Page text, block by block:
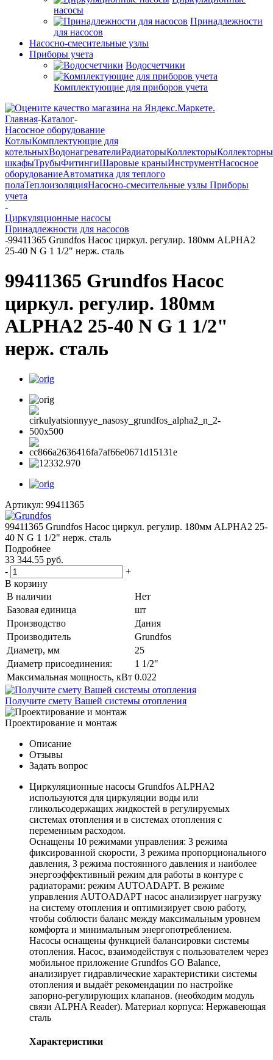
насосы
Принадлежности
для насосов
Насосно-смесительные узлы
Приборы учета
Водосчетчики
Комплектующие для приборов учета
Главная-Каталог-
Насосное оборудование
КотлыКомплектующие для
котельныхВодонагревателиРадиаторыКоллекторы
шкафыТрубыФитингиШаровые краныИнструментНасосное
оборудованиеАвтоматика для теплого
полаТеплоизоляцияНасосно-смесительные узлы Приборы
учета
-
Циркуляционные насосы
Принадлежности для насосов
-99411365 Grundfos Насос циркул. регулир. 180мм ALPHA2
25-40 N G 1 1/2" нерж. сталь
99411365 Grundfos Насос
циркул. регулир. 180мм
ALPHA2 25-40 N G 1 1/2"
нерж. сталь
Артикул: 99411365
99411365 Grundfos Насос циркул. регулир. 180мм ALPHA2 25-
40 N G 1 1/2" нерж. сталь
Подробнее
33 344.55 руб.
-
+
В корзину
В наличии
Нет
Базовая единица
шт
Производство
Дания
Производитель
Grundfos
Диаметр, мм
25
Диаметр присоединения:
1 1/2"
Максимальная мощность, кВт 0.022
Получите смету Вашей системы отопления
Проектирование и монтаж
Описание
Отзывы
Задать вопрос
Циркуляционные насосы Grundfos ALPHA2
используются для циркуляции воды или
гликольсодержащих жидкостей в регулируемых
системах отопления и в системах отопления с
переменным расходом.
Оснащены 10 режимами управления: 3 режима
фиксированной скорости, 3 режима пропорционального
давления, 3 режима постоянного давления и наиболее
энергоэффективный режим для работы в контуре с
радиаторами: режим AUTOADAPT. В режиме
управления AUTOADAPT насос анализирует нагрузку
на систему отопления и оптимизирует свою работу,
чтобы соблюсти баланс между максимальным уровнем
комфорта и минимальным энергопотреблением.
Насосы оснащены функцией балансировки системы
отопления. Насос, взаимодействуя с пользователем через
мобильное приложение Grundfos GO Balance,
анализирует гидравлические характеристики системы
отопления и выдаёт рекомендации по настройке
запорно-регулирующих клапанов. (необходим модуль
связи ALPHA Reader). Материал корпуса: Нержавеющая
сталь
Характеристики